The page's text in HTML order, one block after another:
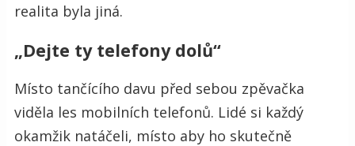
realita byla jiná.
„Dejte ty telefony dolů“
Místo tančícího davu před sebou zpěvačka
viděla les mobilních telefonů. Lidé si každý
okamžik natáčeli, místo aby ho skutečně